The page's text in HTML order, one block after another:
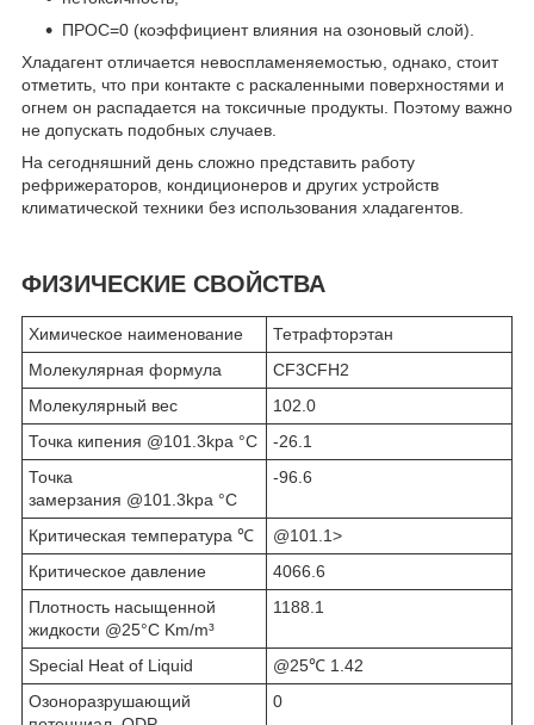
ПРОС=0 (коэффициент влияния на озоновый слой).
Хладагент отличается невоспламеняемостью, однако, стоит
отметить, что при контакте с раскаленными поверхностями и
огнем он распадается на токсичные продукты. Поэтому важно
не допускать подобных случаев.
На сегодняшний день сложно представить работу
рефрижераторов, кондиционеров и других устройств
климатической техники без использования хладагентов.
ФИЗИЧЕСКИЕ СВОЙСТВА
Химическое наименование
Тетрафторэтан
Молекулярная формула
CF3CFH2
Молекулярный вес
102.0
Точка кипения @101.3kpa °С
-26.1
Точка
замерзания @101.3kpa °С
-96.6
Критическая температура ℃
@101.1>
Критическое давление
4066.6
Плотность насыщенной
жидкости @25°С Km/m³
1188.1
Special Heat of Liquid
@25℃ 1.42
Озоноразрушающий
0